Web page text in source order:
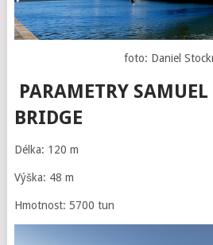
foto: Daniel
PARAMETRY SAMUEL
BRIDGE
Délka: 120 m
Výška: 48 m
Hmotnost: 5700 tun